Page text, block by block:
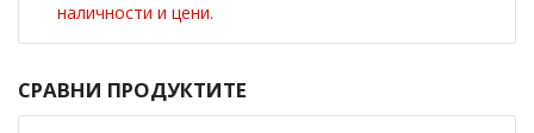
наличности и цени.
СРАВНИ ПРОДУКТИТЕ